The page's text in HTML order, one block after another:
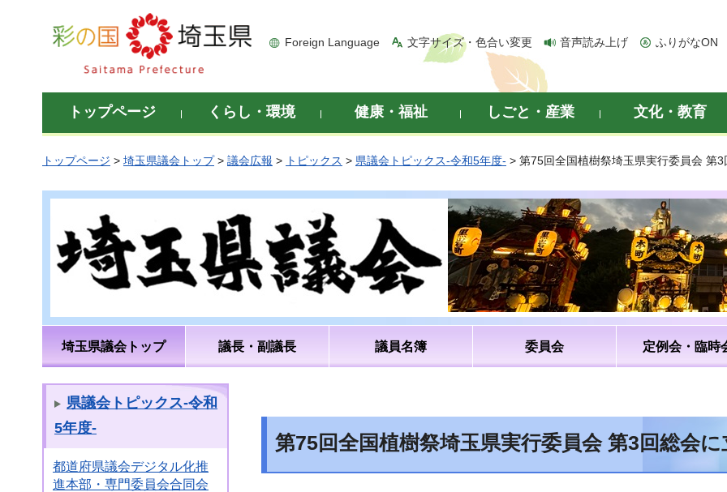
彩の国 埼玉県
Foreign Language 文字サイズ・色合い変更 音声読み上げ ふりがなON
トップページ くらし・環境 健康・福祉 しごと・産業 文化・教育
トップページ > 埼玉県議会トップ> 議会広報 > トピックス > 県議会トピックス-令和5年度- > 第75回全国植樹祭埼玉県実行委員会 第
埼玉県議会トップ 議長・副議長 議員名簿 委員会 定例会・臨時
県議会トピックス-令和
5年度-
都道府県議会デジタル化推
進本部・専門委員会合同会
第75回全国植樹祭埼玉県実行委員会 第3回総会